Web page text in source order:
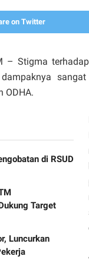
on Twitter
– Stigma
ODHA.
di RSUD
Target
Luncurkan